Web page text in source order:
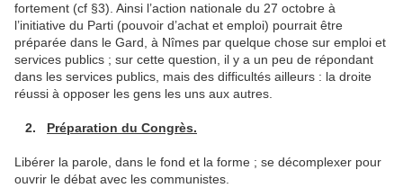
fortement (cf §3). Ainsi l’action nationale du 27 octobre à
l’initiative du Parti (pouvoir d’achat et emploi) pourrait être
préparée dans le Gard, à Nîmes par quelque chose sur emploi et
services publics ; sur cette question, il y a un peu de répondant
dans les services publics, mais des difficultés ailleurs : la droite
réussi à opposer les gens les uns aux autres.
2. Préparation du Congrès.
Libérer la parole, dans le fond et la forme ; se décomplexer pour
ouvrir le débat avec les communistes.